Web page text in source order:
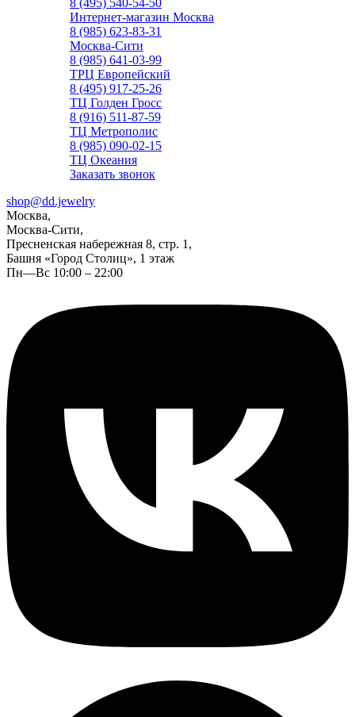
8 (495) 540-54-50
Интернет-магазин Москва
8 (985) 623-83-31
Москва-Сити
8 (985) 641-03-99
ТРЦ Европейский
8 (495) 917-25-26
ТЦ Голден Гросс
8 (916) 511-87-59
ТЦ Метрополис
8 (985) 090-02-15
ТЦ Океания
Заказать звонок
shop@dd.jewelry
Москва,
Москва-Сити,
Пресненская набережная 8, стр. 1,
Башня «Город Столиц», 1 этаж
Пн—Вс 10:00 – 22:00